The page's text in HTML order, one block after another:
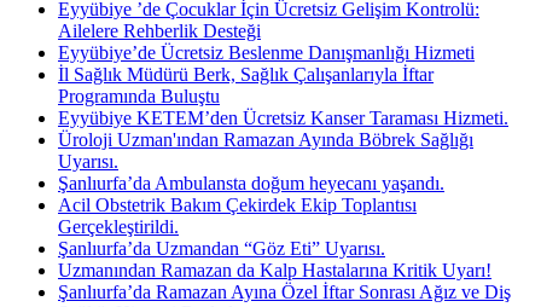
Eyyübiye ’de Çocuklar İçin Ücretsiz Gelişim Kontrolü:
Ailelere Rehberlik Desteği
Eyyübiye’de Ücretsiz Beslenme Danışmanlığı Hizmeti
İl Sağlık Müdürü Berk, Sağlık Çalışanlarıyla İftar
Programında Buluştu
Eyyübiye KETEM’den Ücretsiz Kanser Taraması Hizmeti.
Üroloji Uzman'ından Ramazan Ayında Böbrek Sağlığı
Uyarısı.
Şanlıurfa’da Ambulansta doğum heyecanı yaşandı.
Acil Obstetrik Bakım Çekirdek Ekip Toplantısı
Gerçekleştirildi.
Şanlıurfa’da Uzmandan “Göz Eti” Uyarısı.
Uzmanından Ramazan da Kalp Hastalarına Kritik Uyarı!
Şanlıurfa’da Ramazan Ayına Özel İftar Sonrası Ağız ve Diş